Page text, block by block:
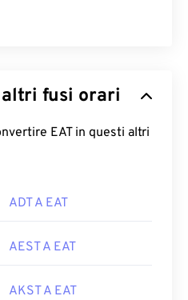
fusi orari
EAT in questi altri
ADT A EAT
AEST A EAT
AKST A EAT